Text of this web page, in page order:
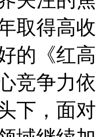
得高收
的《红
竞争力
下，面